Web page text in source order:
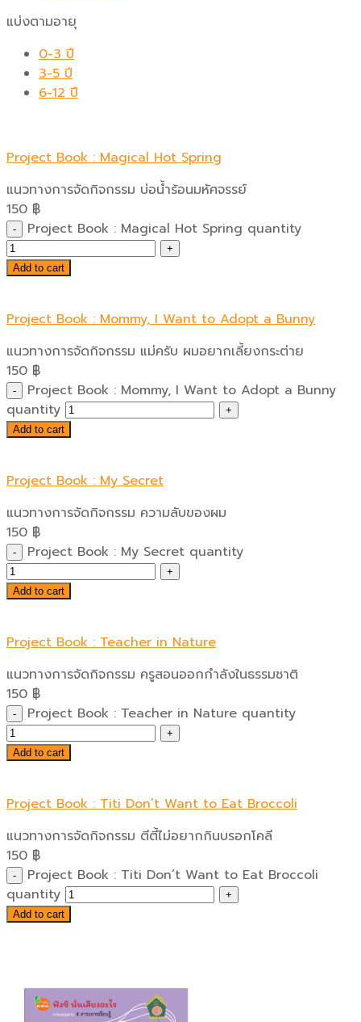
แบ่งตามอายุ
0-3 ปี
3-5 ปี
6-12 ปี
Project Book : Magical Hot Spring
แนวทางการจัดกิจกรรม บ่อน้ำร้อนมหัศจรรย์
150 ฿
Project Book : Magical Hot Spring quantity
Add to cart
Project Book : Mommy, I Want to Adopt a Bunny
แนวทางการจัดกิจกรรม แม่ครับ ผมอยากเลี้ยงกระต่าย
150 ฿
Project Book : Mommy, I Want to Adopt a Bunny
quantity
Add to cart
Project Book : My Secret
แนวทางการจัดกิจกรรม ความลับของผม
150 ฿
Project Book : My Secret quantity
Add to cart
Project Book : Teacher in Nature
แนวทางการจัดกิจกรรม ครูสอนออกกำลังในธรรมชาติ
150 ฿
Project Book : Teacher in Nature quantity
Add to cart
Project Book : Titi Don’t Want to Eat Broccoli
แนวทางการจัดกิจกรรม ตีตี้ไม่อยากกินบรอกโคลี
150 ฿
Project Book : Titi Don’t Want to Eat Broccoli
quantity
Add to cart